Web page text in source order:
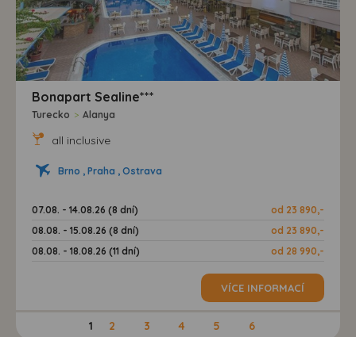
Bonapart Sealine***
Turecko > Alanya
all inclusive
Brno , Praha , Ostrava
07.08. - 14.08.26 (8 dní)
od 23 890,-
08.08. - 15.08.26 (8 dní)
od 23 890,-
08.08. - 18.08.26 (11 dní)
od 28 990,-
VÍCE INFORMACÍ
1 2 3 4 5 6